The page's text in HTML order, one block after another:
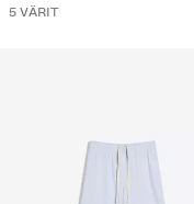
5 VÄRIT